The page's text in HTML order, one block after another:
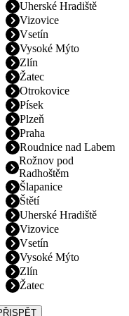
Uherské Hradiště
Vizovice
Vsetín
Vysoké Mýto
Zlín
Žatec
Otrokovice
Písek
Plzeň
Praha
Roudnice nad Labem
Rožnov pod
Radhoštěm
Šlapanice
Štětí
Uherské Hradiště
Vizovice
Vsetín
Vysoké Mýto
Zlín
Žatec